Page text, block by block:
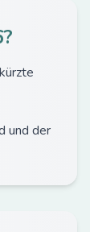
und der